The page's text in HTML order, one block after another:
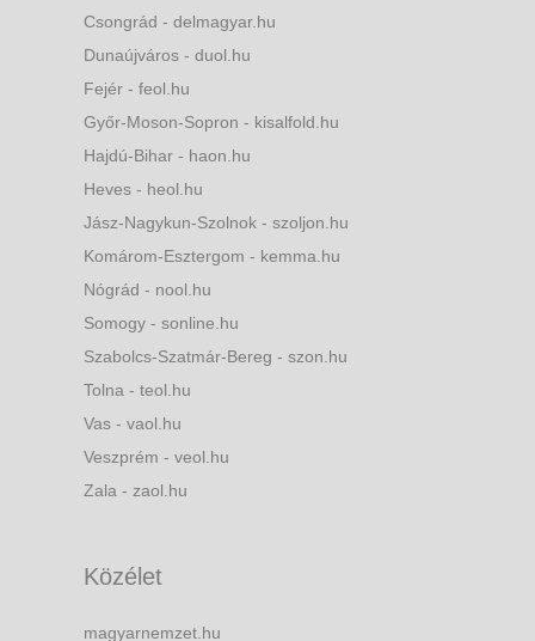
Csongrád - delmagyar.hu
Dunaújváros - duol.hu
Fejér - feol.hu
Győr-Moson-Sopron - kisalfold.hu
Hajdú-Bihar - haon.hu
Heves - heol.hu
Jász-Nagykun-Szolnok - szoljon.hu
Komárom-Esztergom - kemma.hu
Nógrád - nool.hu
Somogy - sonline.hu
Szabolcs-Szatmár-Bereg - szon.hu
Tolna - teol.hu
Vas - vaol.hu
Veszprém - veol.hu
Zala - zaol.hu
Közélet
magyarnemzet.hu